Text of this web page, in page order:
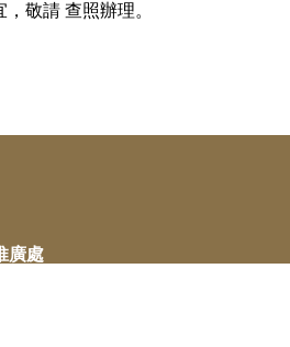
敬請 查照辦理。
廣處